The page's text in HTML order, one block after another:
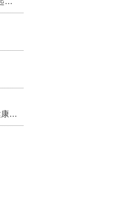
苗栗農村綠色照顧成果登上全國舞台！ 後龍水尾、埔頂社區前進2026高齡健康產業博覽會